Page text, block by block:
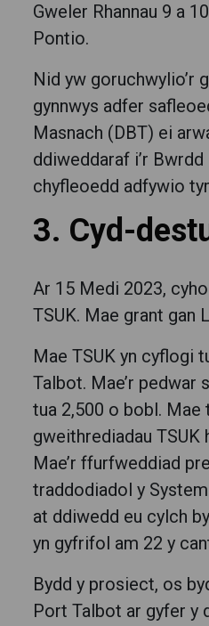
Gweler Rhannau 9 a
Pontio.
Nid yw goruchwylio’r
gynnwys adfer
Masnach (DBT) ei
ddiweddaraf i’r
chyfleoedd adfywio
3. Cyd-
Ar 15 Medi 2023,
TSUK. Mae grant gan
Mae TSUK yn cyflogi
Talbot. Mae’r pedwar
tua 2,500 o bobl. Mae
gweithrediadau TSUK
Mae’r ffurfweddiad
traddodiadol y
at ddiwedd eu cylch
yn gyfrifol am 22 y
Bydd y prosiect, os
Port Talbot ar gyfer y